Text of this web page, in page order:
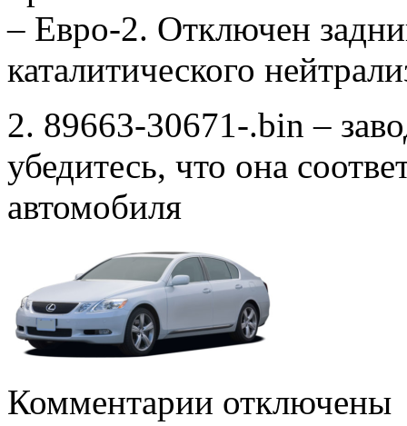
– Евро-2. Отключен
каталитического
2. 89663-30671-.bin –
убедитесь, что она
автомобиля
Комментарии записи
отключены